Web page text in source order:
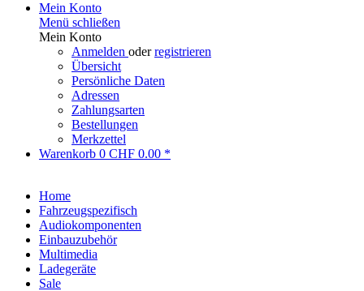
Mein Konto
Menü schließen
Mein Konto
Anmelden oderregistrieren
Übersicht
Persönliche Daten
Adressen
Zahlungsarten
Bestellungen
Merkzettel
Warenkorb 0 CHF 0.00 *
Home
Fahrzeugspezifisch
Audiokomponenten
Einbauzubehör
Multimedia
Ladegeräte
Sale